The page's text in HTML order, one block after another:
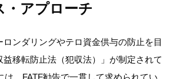
・アプローチ
ロンダリングやテロ資金供与の防止を目
益移転防止法（犯収法）」が制定されて